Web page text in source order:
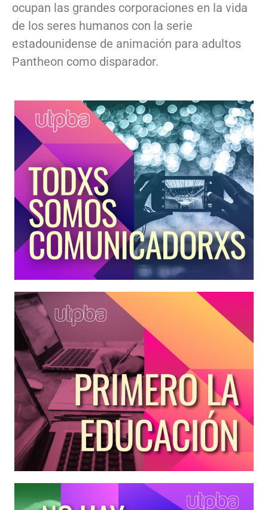
ocupan las grandes corporaciones en la vida
de los seres humanos con la serie
estadounidense de animación para adultos
Pantheon como disparador.